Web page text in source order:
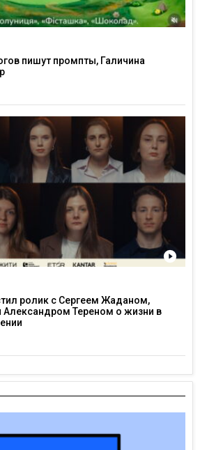
пишут промпты, Галичина
ролик с Сергеем Жаданом,
Александром Тереном о жизни в